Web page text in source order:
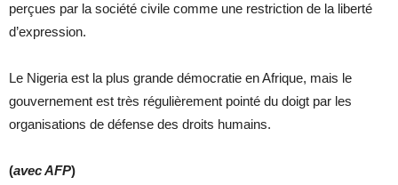
perçues par la société civile comme une restriction de la liberté
d’expression.
Le Nigeria est la plus grande démocratie en Afrique, mais le
gouvernement est très régulièrement pointé du doigt par les
organisations de défense des droits humains.
(avec AFP)